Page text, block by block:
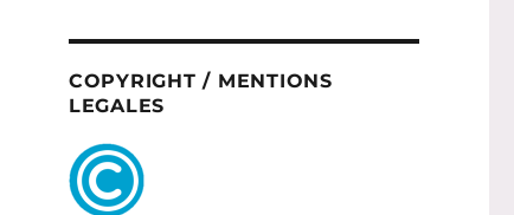
COPYRIGHT / MENTIONS
LEGALES